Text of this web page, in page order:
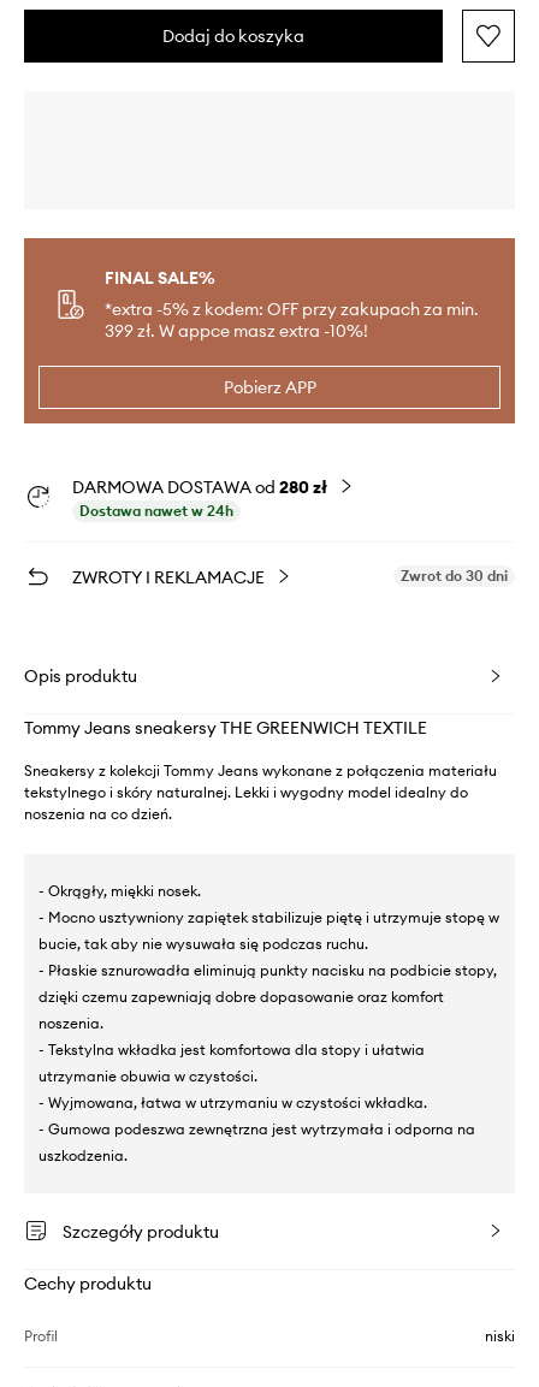
Dodaj do koszyka
FINAL SALE%
*extra -5% z kodem: OFF przy zakupach za min.
399 zł. W appce masz extra -10%!
Pobierz APP
DARMOWA DOSTAWA od 280 zł
Dostawa nawet w 24h
ZWROTY I REKLAMACJE Zwrot do 30 dni
Opis produktu
Tommy Jeans sneakersy THE GREENWICH TEXTILE
Sneakersy z kolekcji Tommy Jeans wykonane z połączenia materiału
tekstylnego i skóry naturalnej. Lekki i wygodny model idealny do
noszenia na co dzień.
- Okrągły, miękki nosek.
- Mocno usztywniony zapiętek stabilizuje piętę i utrzymuje stopę w
bucie, tak aby nie wysuwała się podczas ruchu.
- Płaskie sznurowadła eliminują punkty nacisku na podbicie stopy,
dzięki czemu zapewniają dobre dopasowanie oraz komfort
noszenia.
- Tekstylna wkładka jest komfortowa dla stopy i ułatwia
utrzymanie obuwia w czystości.
- Wyjmowana, łatwa w utrzymaniu w czystości wkładka.
- Gumowa podeszwa zewnętrzna jest wytrzymała i odporna na
uszkodzenia.
Szczegóły produktu
Cechy produktu
Profil niski